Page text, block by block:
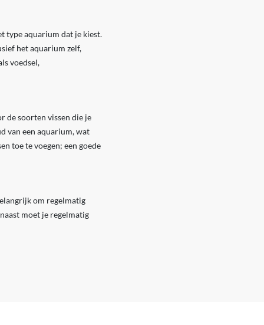
type aquarium dat je kiest.
het aquarium zelf,
voedsel,
de soorten vissen die je
van een aquarium, wat
toe te voegen; een goede
om regelmatig
moet je regelmatig